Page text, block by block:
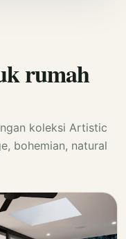
rumah
koleksi Artistic
bohemian, natural